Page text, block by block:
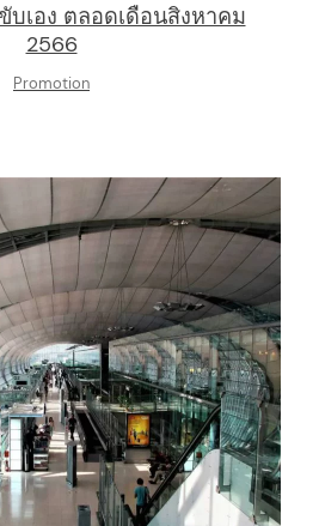
บเอง ตลอดเดือนสิงหาคม
2566
Promotion